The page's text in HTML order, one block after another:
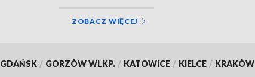
ZOBACZ WIĘCEJ
GDAŃSK / GORZÓW WLKP. / KATOWICE / KIELCE / KRAKÓW